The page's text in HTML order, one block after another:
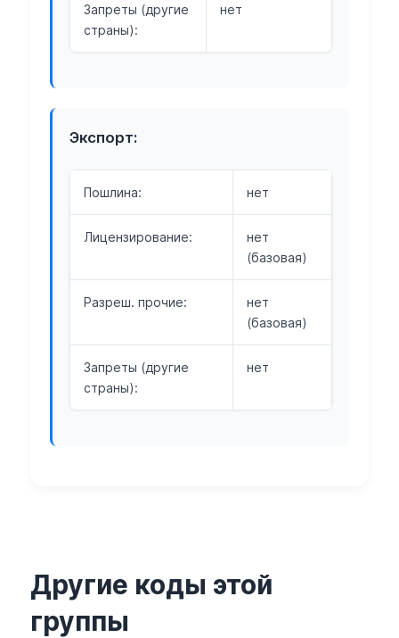
Запреты (другие
страны):
нет
Экспорт:
Пошлина: нет
Лицензирование:
нет
(базовая)
Разреш. прочие:
нет
(базовая)
Запреты (другие
страны):
нет
Другие коды этой
группы